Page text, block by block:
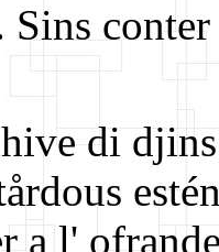
Sins
di
a l'